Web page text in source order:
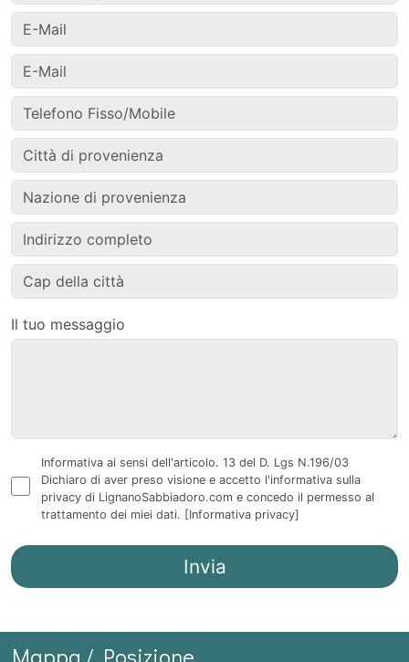
Il tuo messaggio
Informativa ai sensi dell'articolo. 13 del D. Lgs N.196/03
Dichiaro di aver preso visione e accetto l'informativa sulla
privacy di LignanoSabbiadoro.com e concedo il permesso al
trattamento dei miei dati. [Informativa privacy]
Mappa / Posizione